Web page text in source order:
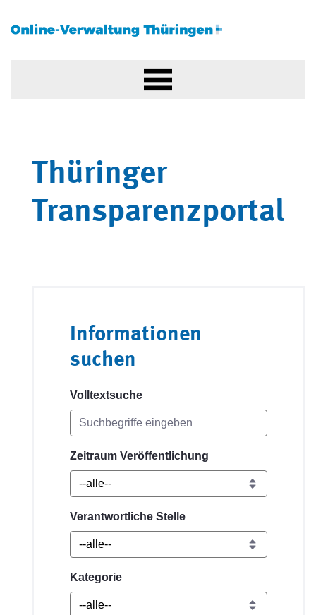
Thüringer
Transparenzportal
Informationen
suchen
Volltextsuche
Zeitraum Veröffentlichung
Verantwortliche Stelle
Kategorie